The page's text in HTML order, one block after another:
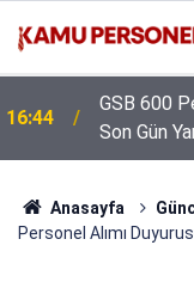
16:44
GSB 600
Son Gün
Anasayfa
Personel Alımı